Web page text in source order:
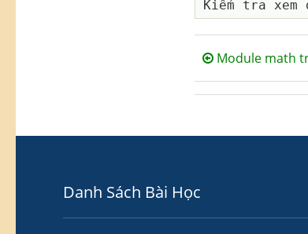
Module math
Danh Sách Bài Học